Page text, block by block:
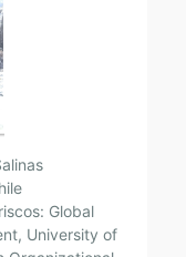
Global
University of